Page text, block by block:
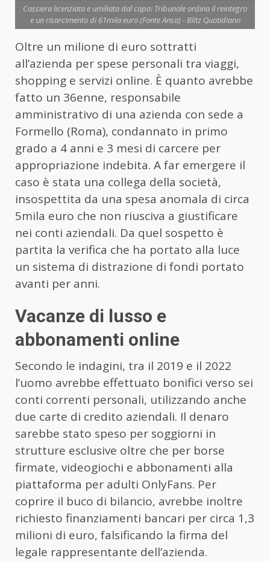
Cassiera licenziata e umiliata dal capo: Tribunale ordina il reintegro
e un risarcimento di 61mila euro (Fonte Ansa) - Blitz Quotidiano
Oltre un milione di euro sottratti
all’azienda per spese personali tra viaggi,
shopping e servizi online. È quanto avrebbe
fatto un 36enne, responsabile
amministrativo di una azienda con sede a
Formello (Roma), condannato in primo
grado a 4 anni e 3 mesi di carcere per
appropriazione indebita. A far emergere il
caso è stata una collega della società,
insospettita da una spesa anomala di circa
5mila euro che non riusciva a giustificare
nei conti aziendali. Da quel sospetto è
partita la verifica che ha portato alla luce
un sistema di distrazione di fondi portato
avanti per anni.
Vacanze di lusso e
abbonamenti online
Secondo le indagini, tra il 2019 e il 2022
l’uomo avrebbe effettuato bonifici verso sei
conti correnti personali, utilizzando anche
due carte di credito aziendali. Il denaro
sarebbe stato speso per soggiorni in
strutture esclusive oltre che per borse
firmate, videogiochi e abbonamenti alla
piattaforma per adulti OnlyFans. Per
coprire il buco di bilancio, avrebbe inoltre
richiesto finanziamenti bancari per circa 1,3
milioni di euro, falsificando la firma del
legale rappresentante dell’azienda.